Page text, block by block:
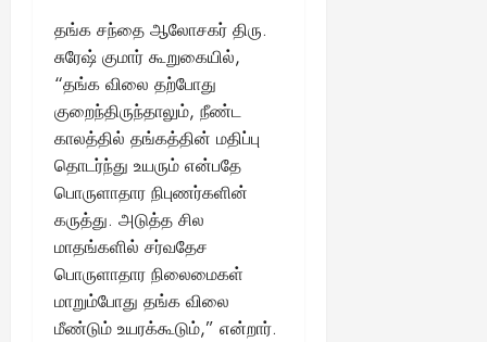
தங்க சந்தை ஆலோசகர் திரு.
சுரேஷ் குமார் கூறுகையில்,
“தங்க விலை தற்போது
குறைந்திருந்தாலும், நீண்ட
காலத்தில் தங்கத்தின் மதிப்பு
தொடர்ந்து உயரும் என்பதே
பொருளாதார நிபுணர்களின்
கருத்து. அடுத்த சில
மாதங்களில் சர்வதேச
பொருளாதார நிலைமைகள்
மாறும்போது தங்க விலை
மீண்டும் உயரக்கூடும்,” என்றார்.